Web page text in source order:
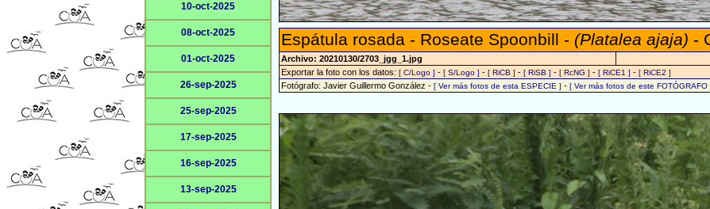
10-oct-2025
08-oct-2025
01-oct-2025
26-sep-2025
25-sep-2025
17-sep-2025
16-sep-2025
13-sep-2025
Espátula rosada - Roseate Spoonbill - (Platalea ajaja) -
Archivo: 20210130/2703_jgg_1.jpg
Exportar la foto con los datos: [ C/Logo ] - [ S/Logo ] - [ RiCB ] - [ RiSB ] - [ RcNG ] - [ RiCE1 ] - [ RiCE2 ]
Fotógrafo: Javier Guillermo González - [ Ver más fotos de esta ESPECIE ] - [ Ver más fotos de este FOTÓGRAFO